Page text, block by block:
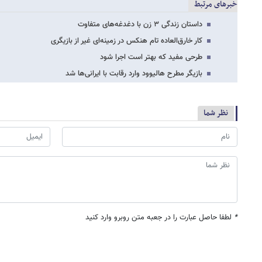
خبرهای مرتبط
داستان زندگی ۳ زن با دغدغه‌های متفاوت
کار خارق‌العاده تام هنکس در زمینه‌ای غیر از بازیگری
طرحی مفید که بهتر است اجرا شود
بازیگر مطرح هالیوود وارد رقابت با ایرانی‌ها شد
نظر شما
* لطفا حاصل عبارت را در جعبه متن روبرو وارد کنید